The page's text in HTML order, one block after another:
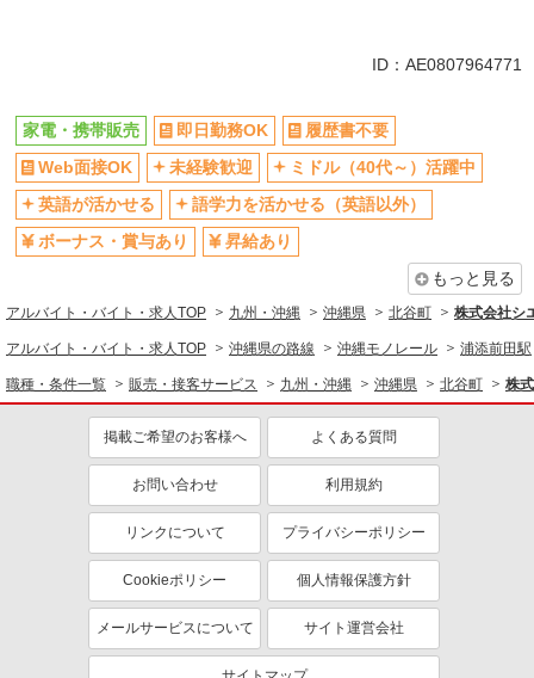
車通勤OK
交通費支給
社会保険あり
社員登用あり
ID：AE0807964771
家電・携帯販売 即日勤務OK
履歴書不要
Web面接OK
未経験歓迎
ミドル（40代～）活躍中
英語が活かせる
語学力を活かせる（英語以外）
ボーナス・賞与あり
昇給あり
もっと見る
アルバイト・バイト・求人TOP 九州・沖縄 沖縄県 北谷町 株式会社シ
アルバイト・バイト・求人TOP 沖縄県の路線 沖縄モノレール 浦添前田駅
職種・条件一覧 販売・接客サービス 九州・沖縄 沖縄県 北谷町 株
掲載ご希望のお客様へ よくある質問
お問い合わせ 利用規約
リンクについて プライバシーポリシー
Cookieポリシー 個人情報保護方針
メールサービスについて サイト運営会社